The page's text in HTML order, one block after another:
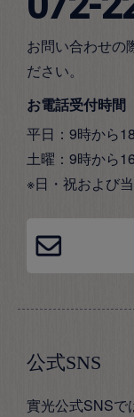
お問い合わせの
ださい。
お電話受付時間
平日：9時から
土曜：9時から
※日・祝および
公式SNS
實光公式SNSで